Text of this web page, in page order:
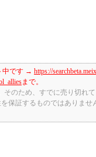
中です → https://
まで。
そのため、すでに売り切れ
保証するものではありませ